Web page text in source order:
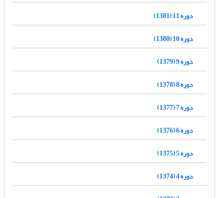
دوره 11 (1381)
دوره 10 (1380)
دوره 9 (1379)
دوره 8 (1378)
دوره 7 (1377)
دوره 6 (1376)
دوره 5 (1375)
دوره 4 (1374)